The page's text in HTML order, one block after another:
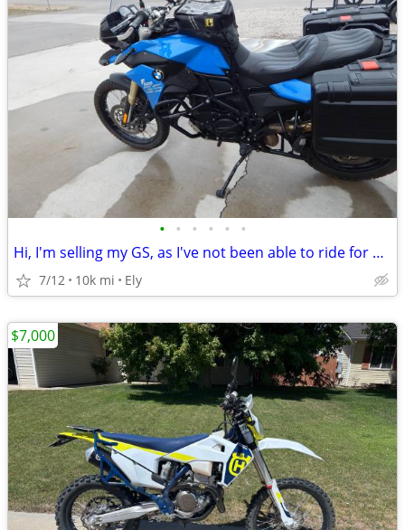
• • • • • •
Hi, I'm selling my GS, as I've not been able to ride for a while now.
7/12 10k mi Ely
$7,000